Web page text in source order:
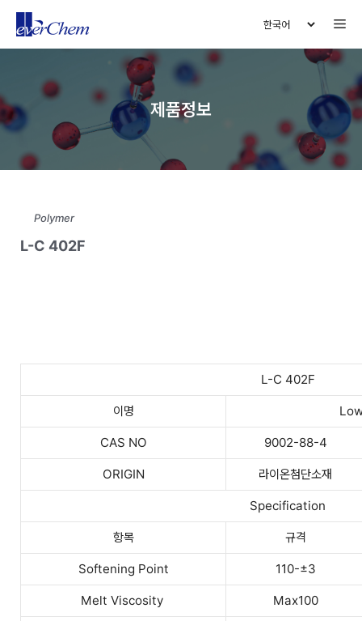
제품정보
Polymer
L-C 402F
L-C 402F
이명
CAS NO 9002-88-4
ORIGIN 라이온첨단소재
Specification
항목 규격
Softening Point 110-±3
Melt Viscosity Max100